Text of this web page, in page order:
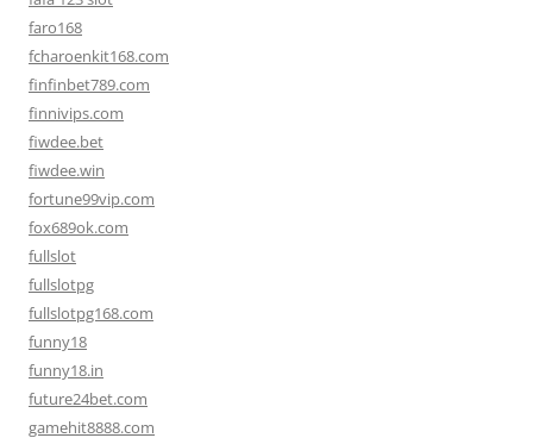
faro168
fcharoenkit168.com
finfinbet789.com
finnivips.com
fiwdee.bet
fiwdee.win
fortune99vip.com
fox689ok.com
fullslot
fullslotpg
fullslotpg168.com
funny18
funny18.in
future24bet.com
gamehit8888.com